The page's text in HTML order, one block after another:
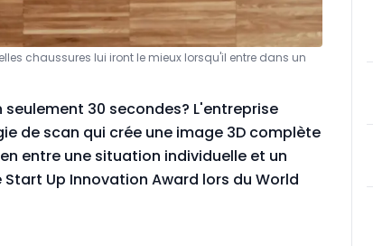
chaussures lui iront le mieux lorsqu'il entre dans un
30 secondes? L'entreprise
de scan qui crée une image 3D complète
entre une situation individuelle et un
Up Innovation Award lors du World